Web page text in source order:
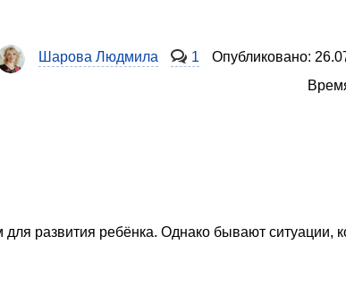
Шарова Людмила 1 Опубликовано:
развития ребёнка. Однако бывают ситуации,